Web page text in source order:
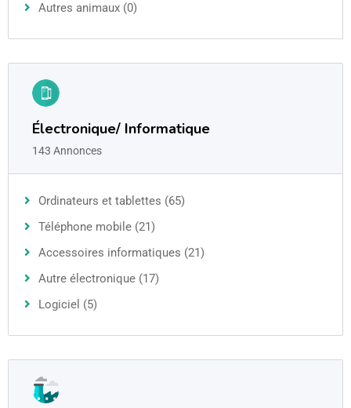
Autres animaux (0)
Électronique/ Informatique
143 Annonces
Ordinateurs et tablettes (65)
Téléphone mobile (21)
Accessoires informatiques (21)
Autre électronique (17)
Logiciel (5)